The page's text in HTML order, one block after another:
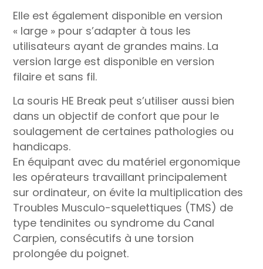
Elle est également disponible en version
« large » pour s’adapter à tous les
utilisateurs ayant de grandes mains. La
version large est disponible en version
filaire et sans fil.
La souris HE Break peut s’utiliser aussi bien
dans un objectif de confort que pour le
soulagement de certaines pathologies ou
handicaps.
En équipant avec du matériel ergonomique
les opérateurs travaillant principalement
sur ordinateur, on évite la multiplication des
Troubles Musculo-squelettiques (TMS) de
type tendinites ou syndrome du Canal
Carpien, consécutifs à une torsion
prolongée du poignet.